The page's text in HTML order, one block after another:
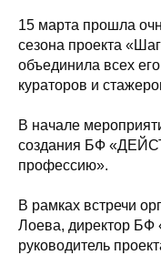
15 марта прошла
сезона проекта
объединила всех
кураторов и
В начале
создания БФ
профессию».
В рамках встречи
Лоева, директор
руководитель